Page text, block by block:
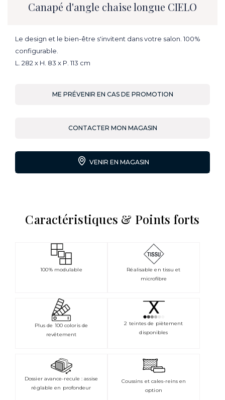
Canapé d'angle chaise longue CIELO
Le design et le bien-être s'invitent dans votre salon. 100%
configurable.
L. 282 x H. 83 x P. 113 cm
ME PRÉVENIR EN CAS DE PROMOTION
CONTACTER MON MAGASIN
VENIR EN MAGASIN
Caractéristiques & Points forts
100% modulable
Réalisable en tissu et
microfibre
Plus de 100 coloris de
revêtement
2 teintes de piètement
disponibles
Dossier avance-recule : assise
réglable en profondeur
Coussins et cales-reins en
option